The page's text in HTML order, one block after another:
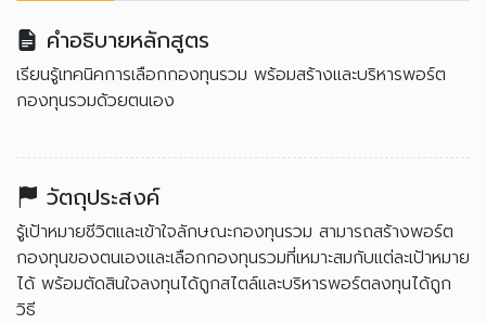
คำอธิบายหลักสูตร
เรียนรู้เทคนิคการเลือกกองทุนรวม พร้อมสร้างและบริหารพอร์ต
กองทุนรวมด้วยตนเอง
วัตถุประสงค์
รู้เป้าหมายชีวิตและเข้าใจลักษณะกองทุนรวม สามารถสร้างพอร์ต
กองทุนของตนเองและเลือกกองทุนรวมที่เหมาะสมกับแต่ละเป้าหมาย
ได้ พร้อมตัดสินใจลงทุนได้ถูกสไตล์และบริหารพอร์ตลงทุนได้ถูก
วิธี